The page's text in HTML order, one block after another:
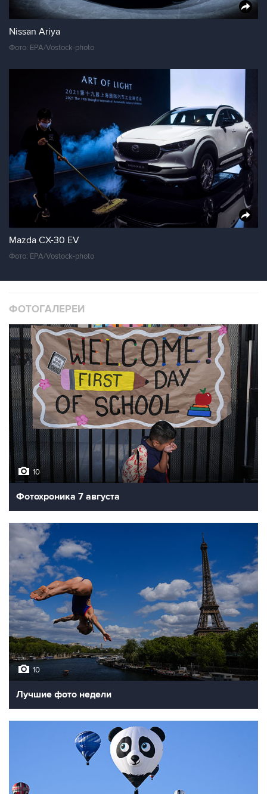
Nissan Ariya
Фото: EPA/Vostock-photo
Mazda CX-30 EV
Фото: EPA/Vostock-photo
ФОТОГАЛЕРЕИ
10
Фотохроника 7 августа
10
Лучшие фото недели